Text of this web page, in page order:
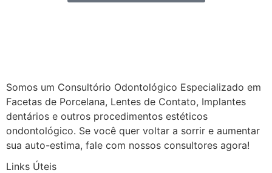
Somos um Consultório Odontológico Especializado em
Facetas de Porcelana, Lentes de Contato, Implantes
dentários e outros procedimentos estéticos
ondontológico. Se você quer voltar a sorrir e aumentar
sua auto-estima, fale com nossos consultores agora!
Links Úteis